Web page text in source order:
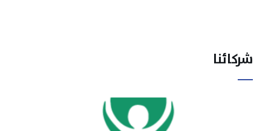
شركائنا